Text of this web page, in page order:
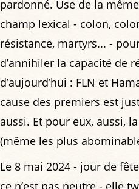
pardonné. Use de la
champ lexical - colon,
résistance, martyrs... -
d’annihiler la capacité de
d’aujourd’hui : FLN et
cause des premiers est
aussi. Et pour eux, aussi,
(même les plus
Le 8 mai 2024 - jour de
ce n’est pas neutre - elle